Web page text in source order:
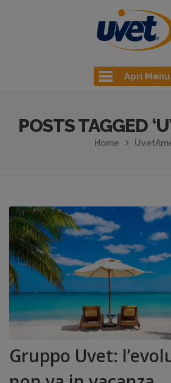
Apri Menu
POSTS TAGGED
Home
Gruppo Uvet: